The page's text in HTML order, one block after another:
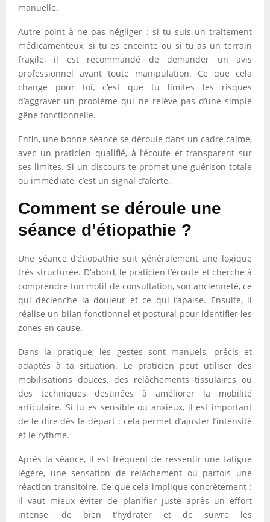
manuelle.
Autre point à ne pas négliger : si tu suis un traitement
médicamenteux, si tu es enceinte ou si tu as un terrain
fragile, il est recommandé de demander un avis
professionnel avant toute manipulation. Ce que cela
change pour toi, c’est que tu limites les risques
d’aggraver un problème qui ne relève pas d’une simple
gêne fonctionnelle.
Enfin, une bonne séance se déroule dans un cadre calme,
avec un praticien qualifié, à l’écoute et transparent sur
ses limites. Si un discours te promet une guérison totale
ou immédiate, c’est un signal d’alerte.
Comment se déroule une
séance d’étiopathie ?
Une séance d’étiopathie suit généralement une logique
très structurée. D’abord, le praticien t’écoute et cherche à
comprendre ton motif de consultation, son ancienneté, ce
qui déclenche la douleur et ce qui l’apaise. Ensuite, il
réalise un bilan fonctionnel et postural pour identifier les
zones en cause.
Dans la pratique, les gestes sont manuels, précis et
adaptés à ta situation. Le praticien peut utiliser des
mobilisations douces, des relâchements tissulaires ou
des techniques destinées à améliorer la mobilité
articulaire. Si tu es sensible ou anxieux, il est important
de le dire dès le départ : cela permet d’ajuster l’intensité
et le rythme.
Après la séance, il est fréquent de ressentir une fatigue
légère, une sensation de relâchement ou parfois une
réaction transitoire. Ce que cela implique concrètement :
il vaut mieux éviter de planifier juste après un effort
intense, de bien t’hydrater et de suivre les